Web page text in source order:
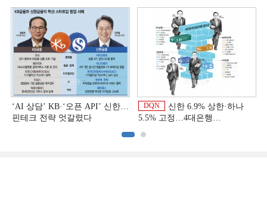
상반기 금융 리그테이블]
‘AI 상담’ KB·‘오픈 API’ 신한…
핀테크 전략 엇갈렸다
DQN
신한 6.9% 상한·하나
5.5% 고정…4대은행